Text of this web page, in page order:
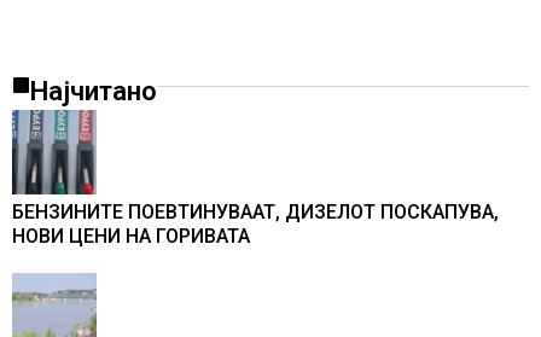
Најчитано
БЕНЗИНИТЕ ПОЕВТИНУВААТ, ДИЗЕЛОТ ПОСКАПУВА,
НОВИ ЦЕНИ НА ГОРИВАТА